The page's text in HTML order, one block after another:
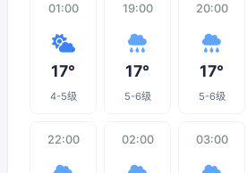
01:00
17°
4-5级
19:00
17°
5-6级
20:00
17°
5-6级
22:00 02:00 03:00